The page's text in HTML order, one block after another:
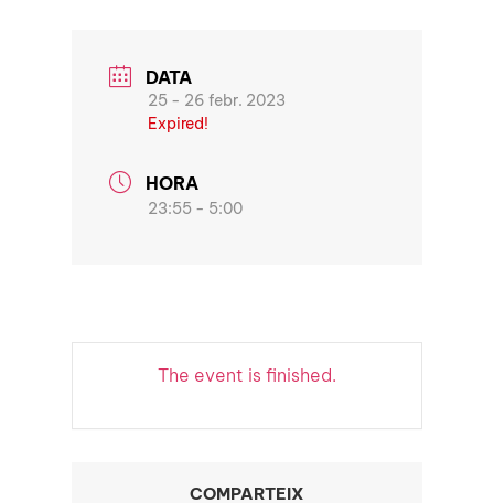
DATA
25 - 26 febr. 2023
Expired!
HORA
23:55 - 5:00
The event is finished.
COMPARTEIX